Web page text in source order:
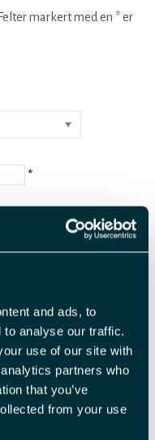
and ads, to
to analyse our traffic.
use of our site with
partners who
that you’ve
from your use
markert med en * er
*
*